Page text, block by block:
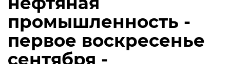
промышленность -
первое воскресенье
сентября -